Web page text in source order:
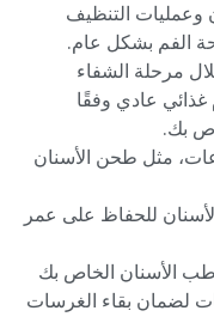
وعمليات التنظيف
الفم بشكل عام.
مرحلة الشفاء
غذائي عادي وفقًا
بك.
مثل طحن الأسنان
للحفاظ على عمر
الأسنان الخاص بك
لضمان بقاء الغرسات